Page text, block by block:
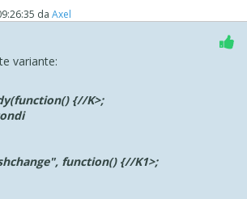
user!!!
is configured and the rest of code is
da Axel
variante:
{//K>;
function() {//K1>;